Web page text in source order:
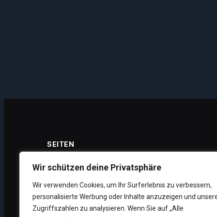
Wir schützen deine Privatsphäre
Wir verwenden Cookies, um Ihr Surferlebnis zu verbessern,
personalisierte Werbung oder Inhalte anzuzeigen und
Zugriffszahlen zu analysieren. Wenn Sie auf „Alle
SEITEN
Datenschutz
Impressum